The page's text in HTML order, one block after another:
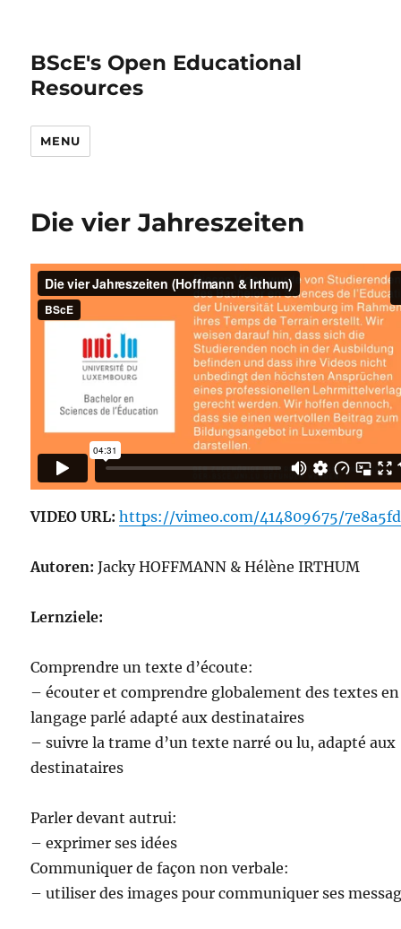
BScE's Open Educational
Resources
MENU
Die vier Jahreszeiten
VIDEO URL:https://vimeo.com/414809675/
Autoren: Jacky HOFFMANN & Hélène IRTHUM
Lernziele:
Comprendre un texte d’écoute:
– écouter et comprendre globalement des textes en
langage parlé adapté aux destinataires
– suivre la trame d’un texte narré ou lu, adapté aux
destinataires
Parler devant autrui:
– exprimer ses idées
Communiquer de façon non verbale:
– utiliser des images pour communiquer ses